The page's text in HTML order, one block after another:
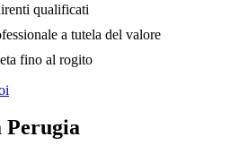
qualificati
a tutela del valore
fino al rogito
Perugia